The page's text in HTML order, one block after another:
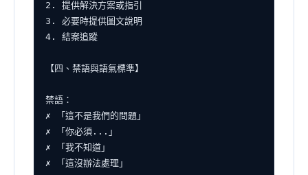
2. 提供解決方案或指引
3. 必要時提供圖文說明
4. 結案追蹤
【四、禁語與語氣標準】
禁語：
✗ 「這不是我們的問題」
✗ 「你必須...」
✗ 「我不知道」
✗ 「這沒辦法處理」